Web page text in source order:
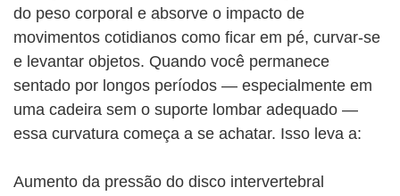
do peso corporal e absorve o impacto de
movimentos cotidianos como ficar em pé, curvar-se
e levantar objetos. Quando você permanece
sentado por longos períodos — especialmente em
uma cadeira sem o suporte lombar adequado —
essa curvatura começa a se achatar. Isso leva a:
Aumento da pressão do disco intervertebral